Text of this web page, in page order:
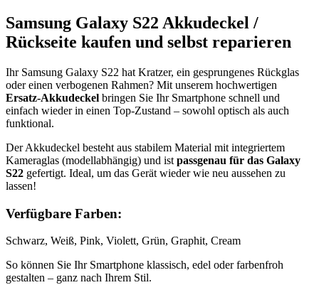
Samsung Galaxy S22 Akkudeckel /
Rückseite kaufen und selbst reparieren
Ihr Samsung Galaxy S22 hat Kratzer, ein gesprungenes Rückglas
oder einen verbogenen Rahmen? Mit unserem hochwertigen
Ersatz-Akkudeckel bringen Sie Ihr Smartphone schnell und
einfach wieder in einen Top-Zustand – sowohl optisch als auch
funktional.
Der Akkudeckel besteht aus stabilem Material mit integriertem
Kameraglas (modellabhängig) und ist passgenau für das Galaxy
S22 gefertigt. Ideal, um das Gerät wieder wie neu aussehen zu
lassen!
Verfügbare Farben:
Schwarz, Weiß, Pink, Violett, Grün, Graphit, Cream
So können Sie Ihr Smartphone klassisch, edel oder farbenfroh
gestalten – ganz nach Ihrem Stil.